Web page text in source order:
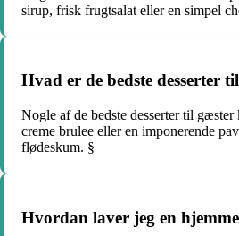
sirup, frisk frugtsalat eller en simpel
Hvad er de bedste desserter
Nogle af de bedste desserter til
creme brulee eller en imponerende
flødeskum. §
Hvordan laver jeg en